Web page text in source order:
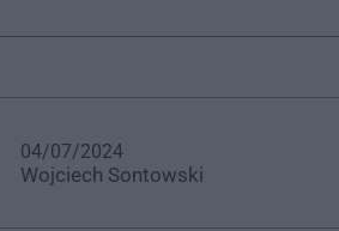
04/07/2024
Wojciech Sontowski